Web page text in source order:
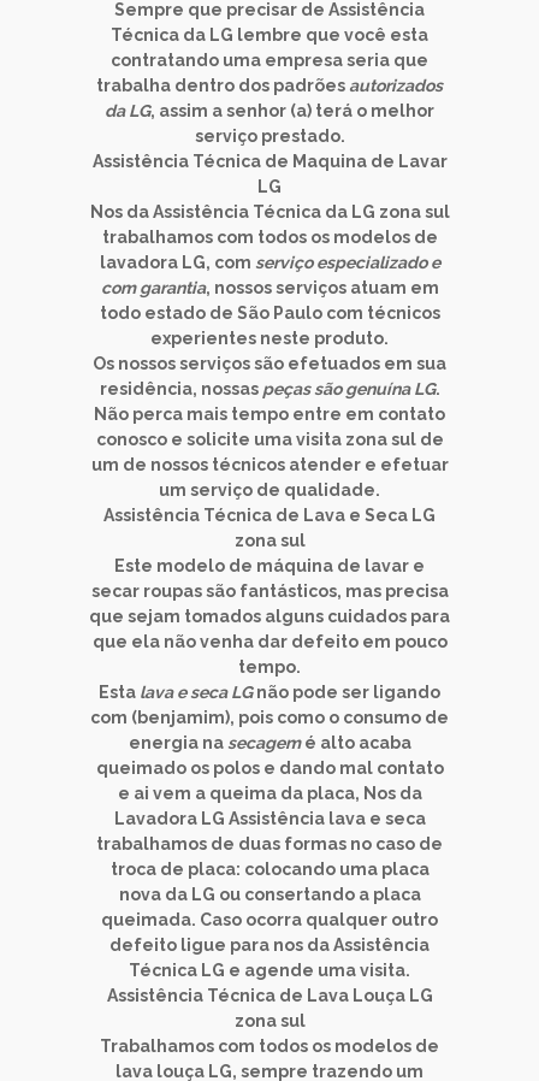
Sempre que precisar de Assistência
Técnica da LG lembre que você esta
contratando uma empresa seria que
trabalha dentro dos padrões autorizados
da LG, assim a senhor (a) terá o melhor
serviço prestado.
Assistência Técnica de Maquina de Lavar
LG
Nos daAssistência Técnica da LG zona sul
trabalhamos com todos os modelos de
lavadora LG, com serviço especializado e
com garantia, nossos serviços atuam em
todo estado de São Paulo com técnicos
experientes neste produto.
Os nossos serviçossão efetuados em sua
residência, nossas peças são genuína LG.
Não perca mais tempo entre em contato
conosco e solicite uma visita zona sul de
um de nossos técnicos atender e efetuar
um serviço de qualidade.
Assistência Técnica de Lava e Seca LG
zona sul
Este modelo de máquina de lavar e
secar roupassão fantásticos, mas precisa
que sejam tomados alguns cuidados para
que ela não venha dar defeito em pouco
tempo.
Esta lava e seca LGnão pode ser ligando
com (benjamim), pois como o consumo de
energia na secagemé alto acaba
queimado os polos e dando mal contato
e ai vem a queima da placa, Nos da
Lavadora LG Assistência lava e seca
trabalhamos de duas formas no caso de
troca de placa: colocando uma placa
nova da LG ou consertando a placa
queimada. Caso ocorra qualquer outro
defeito ligue para nos daAssistência
Técnica LG e agende uma visita.
Assistência Técnica de Lava Louça LG
zona sul
Trabalhamos com todos os modelos de
lava louça LG, sempre trazendo um